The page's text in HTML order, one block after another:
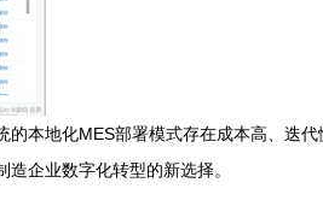
本地化MES部署模式存在成本高、迭
企业数字化转型的新选择。